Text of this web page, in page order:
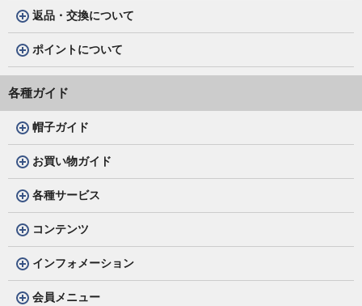
返品・交換について
ポイントについて
各種ガイド
帽子ガイド
お買い物ガイド
各種サービス
コンテンツ
インフォメーション
会員メニュー